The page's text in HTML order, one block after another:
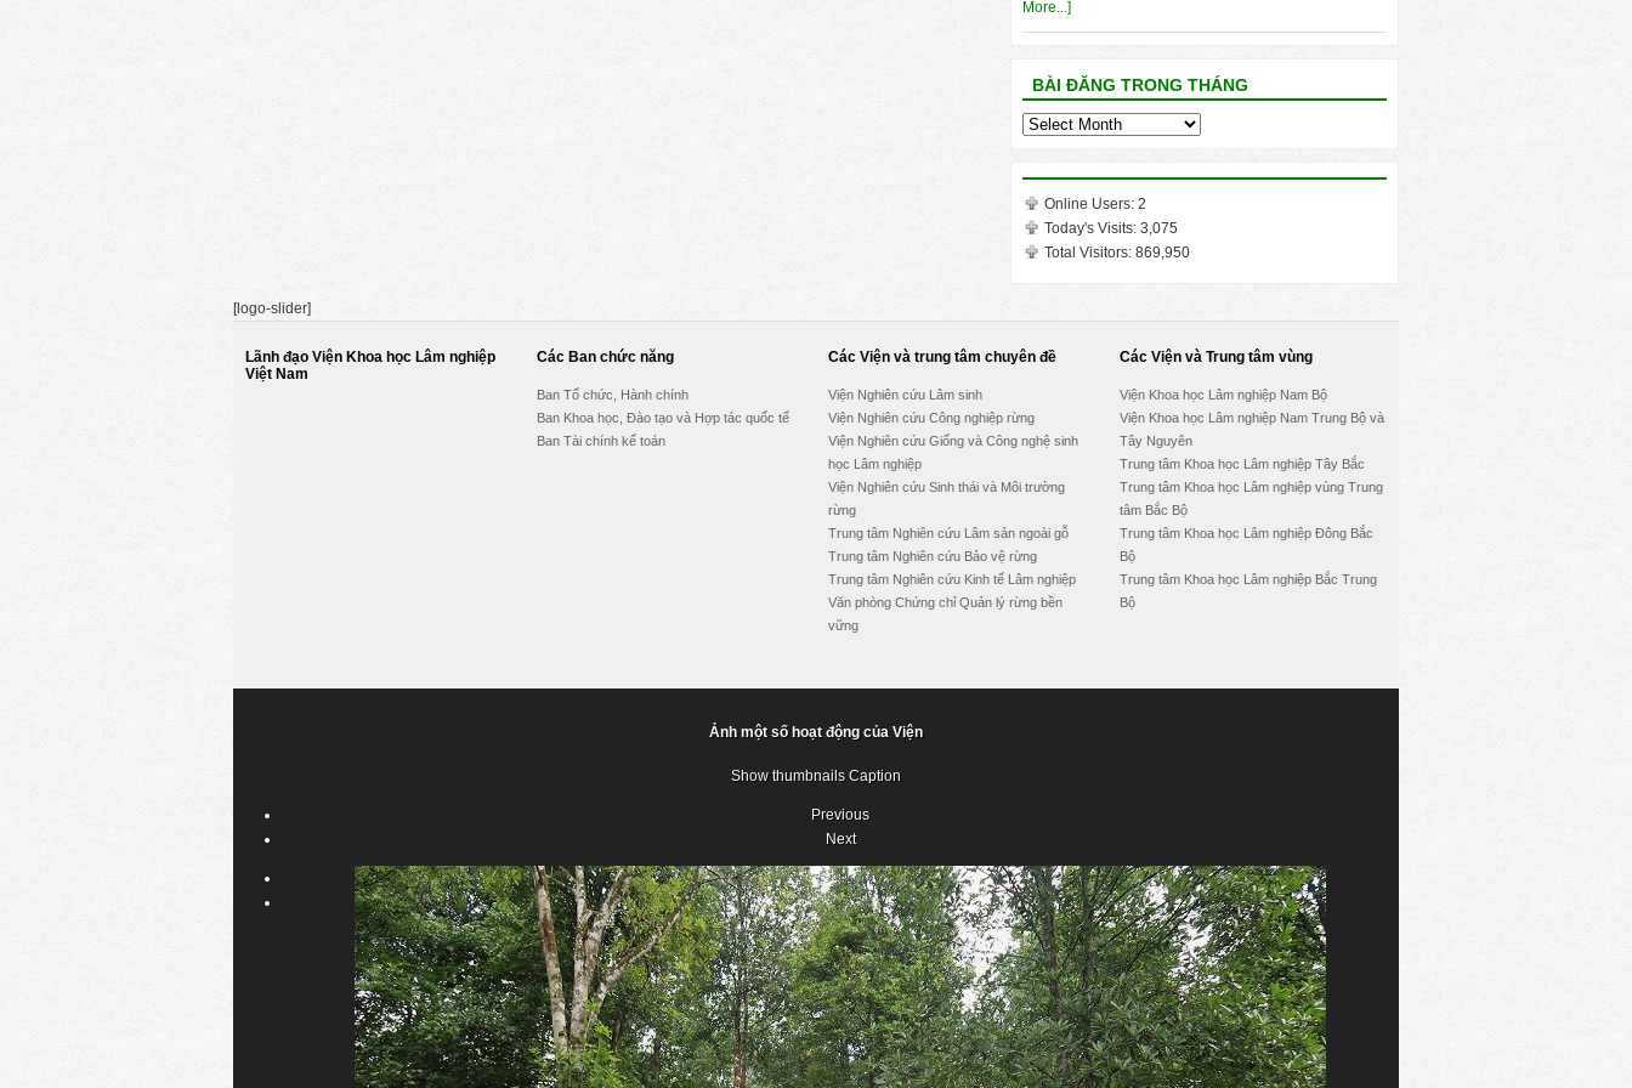
More...]
BÀI ĐĂNG TRONG THÁNG
Bài
thángOnline Users: 2
Today's Visits: 3,075
Total Visitors: 869,950
[logo-slider]
Lãnh đạo Viện Khoa học Lâm nghiệp
Việt Nam
Các Ban chức năng
Ban Tổ chức, Hành chính
Ban Khoa học, Đào tạo và Hợp tác quốc tế
Ban Tài chính kế toán
Các Viện và trung tâm chuyên đề
Viện Nghiên cứu Lâm sinh
Viện Nghiên cứu Công nghiệp rừng
Viện Nghiên cứu Giống và Công nghệ sinh
học Lâm nghiệp
Viện Nghiên cứu Sinh thái và Môi trường
rừng
Trung tâm Nghiên cứu Lâm sản ngoài gỗ
Trung tâm Nghiên cứu Bảo vệ rừng
Trung tâm Nghiên cứu Kinh tế Lâm nghiệp
Văn phòng Chứng chỉ Quản lý rừng bền
vững
Các Viện và Trung tâm vùng
Viện Khoa học Lâm nghiệp Nam Bộ
Viện Khoa học Lâm nghiệp Nam Trung Bộ và
Tây Nguyên
Trung tâm Khoa học Lâm nghiệp Tây Bắc
Trung tâm Khoa học Lâm nghiệp vùng Trung
tâm Bắc Bộ
Trung tâm Khoa học Lâm nghiệp Đông Bắc
Bộ
Trung tâm Khoa học Lâm nghiệp Bắc Trung
Bộ
Ảnh một số hoạt động của Viện
Show thumbnails Caption
Previous
Next
Previous
Next